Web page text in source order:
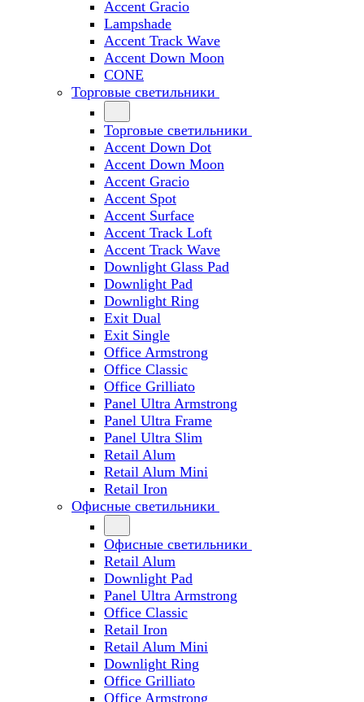
Accent Gracio
Lampshade
Accent Track Wave
Accent Down Moon
CONE
Торговые светильники
Торговые светильники
Accent Down Dot
Accent Down Moon
Accent Gracio
Accent Spot
Accent Surface
Accent Track Loft
Accent Track Wave
Downlight Glass Pad
Downlight Pad
Downlight Ring
Exit Dual
Exit Single
Office Armstrong
Office Classic
Office Grilliato
Panel Ultra Armstrong
Panel Ultra Frame
Panel Ultra Slim
Retail Alum
Retail Alum Mini
Retail Iron
Офисные светильники
Офисные светильники
Retail Alum
Downlight Pad
Panel Ultra Armstrong
Office Classic
Retail Iron
Retail Alum Mini
Downlight Ring
Office Grilliato
Office Armstrong